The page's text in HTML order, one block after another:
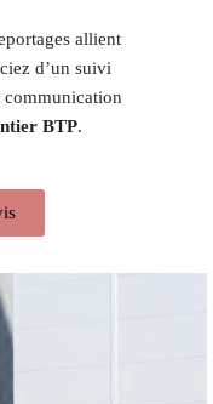
allient
d’un suivi
BTP.